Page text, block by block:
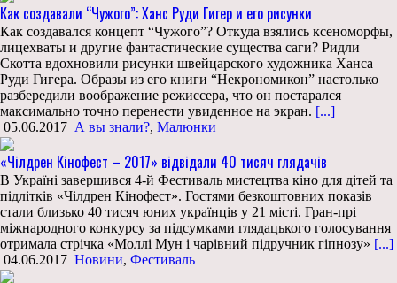
Как создавали “Чужого”: Ханс Руди Гигер и его рисунки
Как создавался концепт “Чужого”? Откуда взялись ксеноморфы,
лицехваты и другие фантастические существа саги? Ридли
Скотта вдохновили рисунки швейцарского художника Ханса
Руди Гигера. Образы из его книги “Некрономикон” настолько
разбередили воображение режиссера, что он постарался
максимально точно перенести увиденное на экран. [...]
05.06.2017 А вы знали?, Малюнки
«Чілдрен Кінофест – 2017» відвідали 40 тисяч глядачів
В Україні завершився 4-й Фестиваль мистецтва кіно для дітей та
підлітків «Чілдрен Кінофест». Гостями безкоштовних показів
стали близько 40 тисяч юних українців у 21 місті. Гран-прі
міжнародного конкурсу за підсумками глядацького голосування
отримала стрічка «Моллі Мун і чарівний підручник гіпнозу» [...]
04.06.2017 Новини, Фестиваль